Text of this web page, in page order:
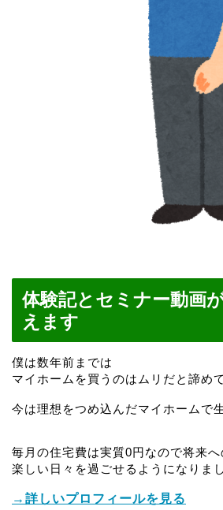
体験記とセミナー動画
えます
僕は数年前までは
マイホームを買うのはムリだと諦め
今は理想をつめ込んだマイホームで
毎月の住宅費は実質0円なので将来へ
楽しい日々を過ごせるようになりまし
→詳しいプロフィールを見る